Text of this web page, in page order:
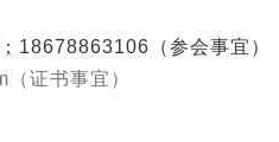
（参会事宜）
证书事宜）